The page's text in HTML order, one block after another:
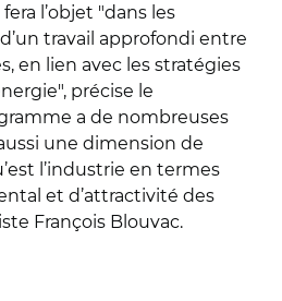
l’objet "dans les
travail approfondi entre
en lien avec les stratégies
précise le
a de nombreuses
une dimension de
l’industrie en termes
et d’attractivité des
François Blouvac.